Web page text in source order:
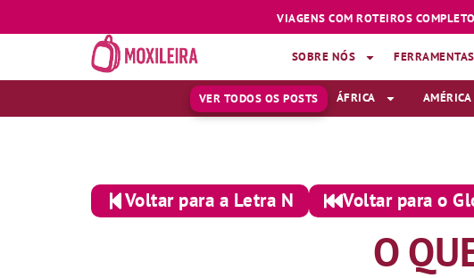
VIAGENS COM ROTEIROS
SOBRE NÓS FERRAMENTAS
VER TODOS OS POSTS ÁFRICA
Voltar para a Letra N Voltar para o
O